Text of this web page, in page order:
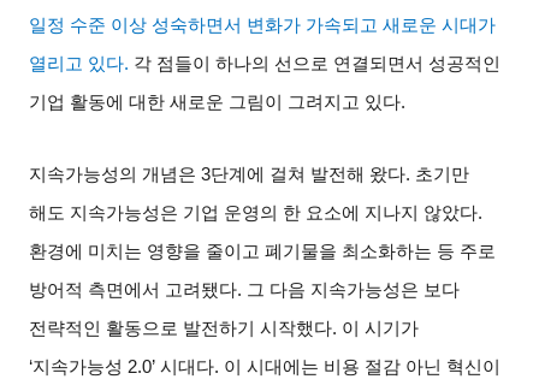
일정 수준 이상 성숙하면서 변화가 가속되고 새로운 시대가
열리고 있다. 각 점들이 하나의 선으로 연결되면서 성공적인
기업 활동에 대한 새로운 그림이 그려지고 있다.
지속가능성의 개념은 3단계에 걸쳐 발전해 왔다. 초기만
해도 지속가능성은 기업 운영의 한 요소에 지나지 않았다.
환경에 미치는 영향을 줄이고 폐기물을 최소화하는 등 주로
방어적 측면에서 고려됐다. 그 다음 지속가능성은 보다
전략적인 활동으로 발전하기 시작했다. 이 시기가
‘지속가능성 2.0’시대다. 이 시대에는 비용 절감 아닌 혁신이